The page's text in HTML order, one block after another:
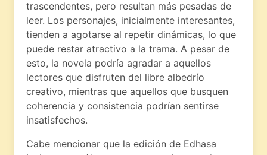
trascendentes, pero resultan más pesadas de
leer. Los personajes, inicialmente interesantes,
tienden a agotarse al repetir dinámicas, lo que
puede restar atractivo a la trama. A pesar de
esto, la novela podría agradar a aquellos
lectores que disfruten del libre albedrío
creativo, mientras que aquellos que busquen
coherencia y consistencia podrían sentirse
insatisfechos.
Cabe mencionar que la edición de Edhasa